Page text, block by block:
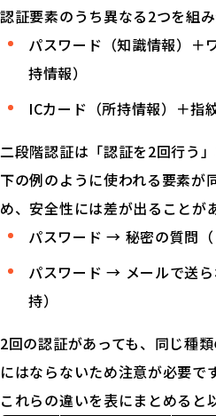
認証要素のうち異なる2つを組み
パスワード（知識情報）＋
持情報）
ICカード（所持情報）＋指
二段階認証は「認証を2回行う
下の例のように使われる要素が
め、安全性には差が出ることが
パスワード → 秘密の質問（
パスワード → メールで送
持）
2回の認証があっても、同じ種
にはならないため注意が必要です
これらの違いを表にまとめると